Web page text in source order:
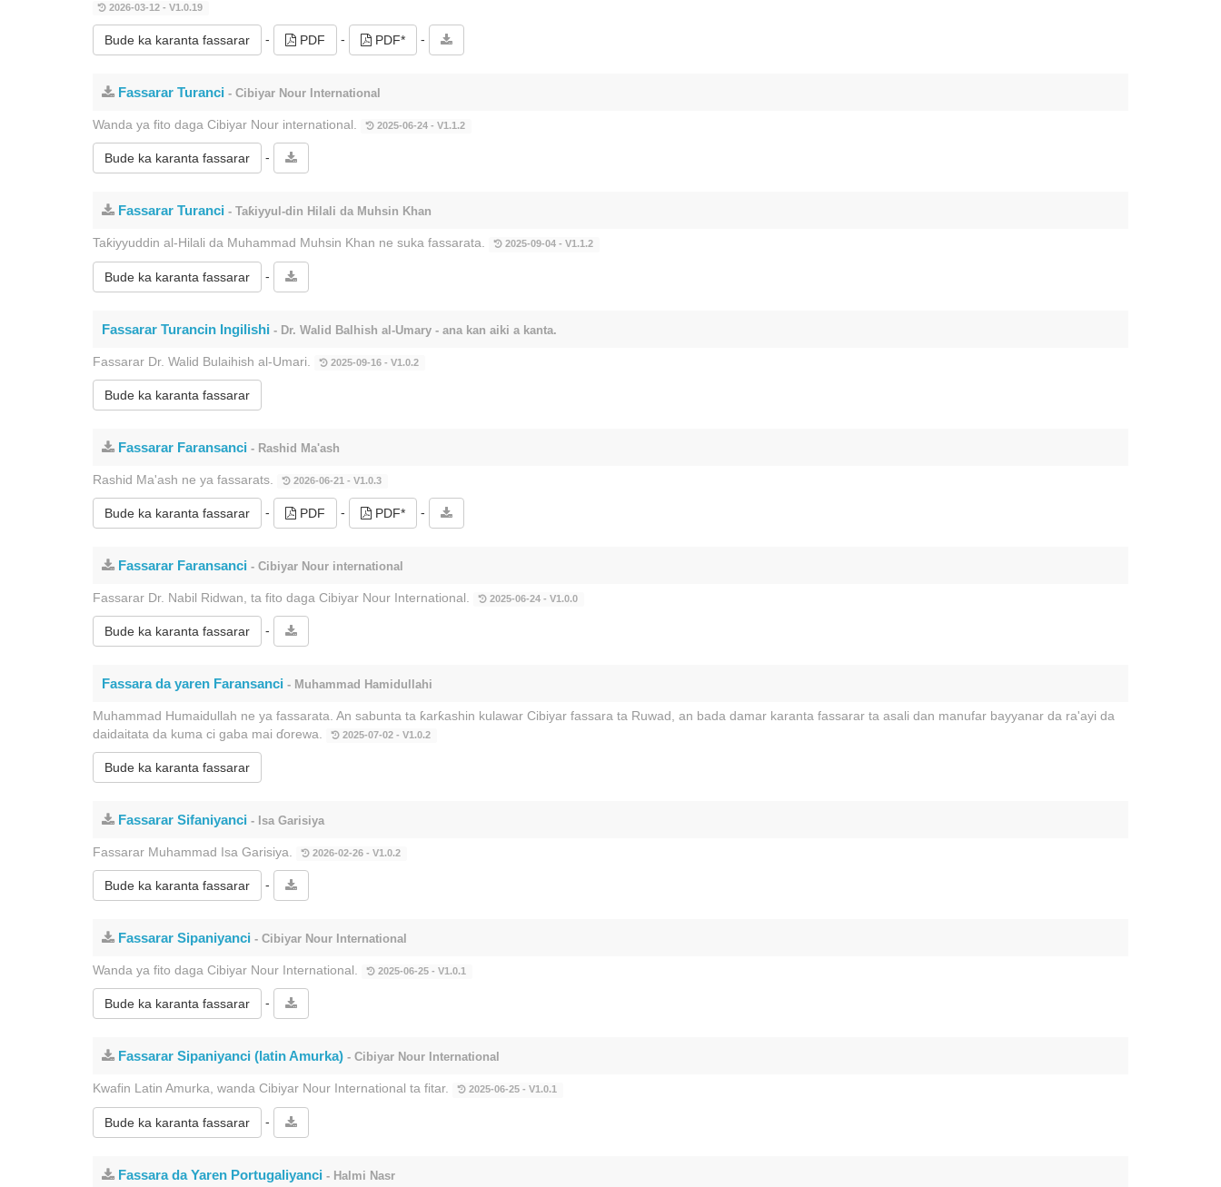
2026-03-12 - V1.0.19
Bude ka karanta fassarar - PDF - PDF* -
Fassarar Turanci - Cibiyar Nour International
Wanda ya fito daga Cibiyar Nour international. 2025-06-24 - V1.1.2
Bude ka karanta fassarar -
Fassarar Turanci - Taƙiyyul-din Hilali da Muhsin Khan
Taƙiyyuddin al-Hilali da Muhammad Muhsin Khan ne suka fassarata. 2025-09-04 - V1.1.2
Bude ka karanta fassarar -
Fassarar Turancin Ingilishi - Dr. Walid Balhish al-Umary - ana kan aiki a kanta.
Fassarar Dr. Walid Bulaihish al-Umari. 2025-09-16 - V1.0.2
Bude ka karanta fassarar
Fassarar Faransanci - Rashid Ma'ash
Rashid Ma'ash ne ya fassarats. 2026-06-21 - V1.0.3
Bude ka karanta fassarar - PDF - PDF* -
Fassarar Faransanci - Cibiyar Nour international
Fassarar Dr. Nabil Ridwan, ta fito daga Cibiyar Nour International. 2025-06-24 - V1.0.0
Bude ka karanta fassarar -
Fassara da yaren Faransanci - Muhammad Hamidullahi
Muhammad Humaidullah ne ya fassarata. An sabunta ta ƙarƙashin kulawar Cibiyar fassara ta Ruwad, an bada damar karanta fassarar ta asali dan manufar bayyanar da ra'ayi da
daidaitata da kuma ci gaba mai ɗorewa.
2025-07-02 - V1.0.2
Bude ka karanta fassarar
Fassarar Sifaniyanci - Isa Garisiya
Fassarar Muhammad Isa Garisiya. 2026-02-26 - V1.0.2
Bude ka karanta fassarar -
Fassarar Sipaniyanci - Cibiyar Nour International
Wanda ya fito daga Cibiyar Nour International. 2025-06-25 - V1.0.1
Bude ka karanta fassarar -
Fassarar Sipaniyanci (latin Amurka) - Cibiyar Nour International
Kwafin Latin Amurka, wanda Cibiyar Nour International ta fitar. 2025-06-25 - V1.0.1
Bude ka karanta fassarar -
Fassara da Yaren Portugaliyanci - Halmi Nasr